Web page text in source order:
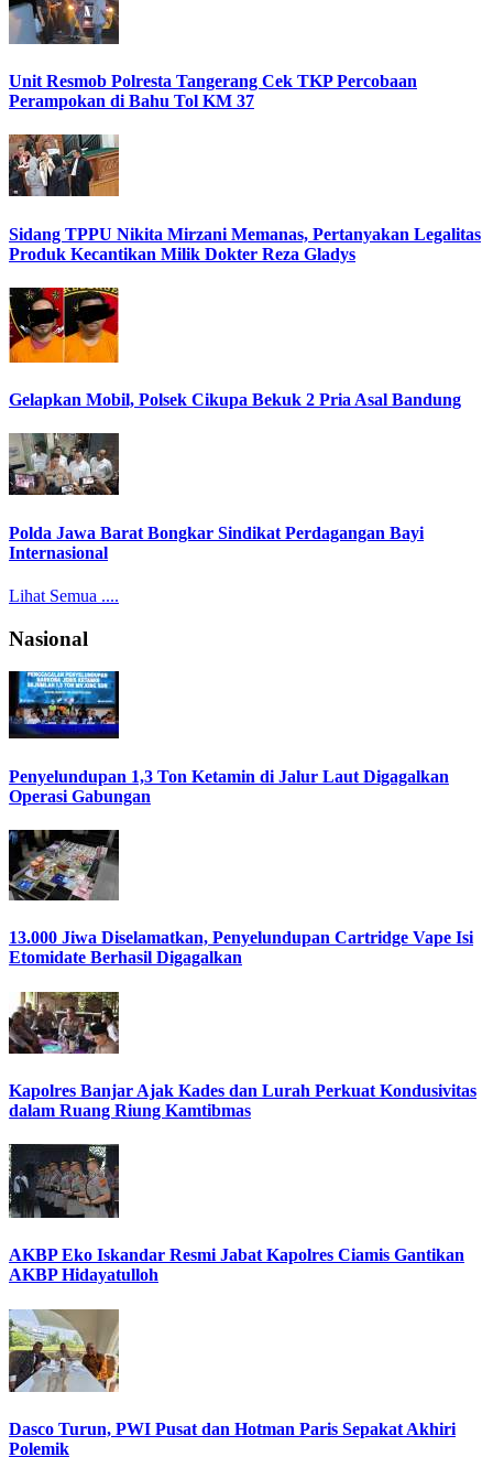
Unit Resmob Polresta Tangerang Cek TKP Percobaan
Perampokan di Bahu Tol KM 37
Sidang TPPU Nikita Mirzani Memanas, Pertanyakan Legalitas
Produk Kecantikan Milik Dokter Reza Gladys
Gelapkan Mobil, Polsek Cikupa Bekuk 2 Pria Asal Bandung
Polda Jawa Barat Bongkar Sindikat Perdagangan Bayi
Internasional
Lihat Semua ....
Nasional
Penyelundupan 1,3 Ton Ketamin di Jalur Laut Digagalkan
Operasi Gabungan
13.000 Jiwa Diselamatkan, Penyelundupan Cartridge Vape Isi
Etomidate Berhasil Digagalkan
Kapolres Banjar Ajak Kades dan Lurah Perkuat Kondusivitas
dalam Ruang Riung Kamtibmas
AKBP Eko Iskandar Resmi Jabat Kapolres Ciamis Gantikan
AKBP Hidayatulloh
Dasco Turun, PWI Pusat dan Hotman Paris Sepakat Akhiri
Polemik